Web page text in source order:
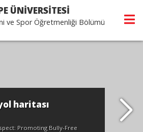
ÜNİVERSİTESİ
ve Spor Öğretmenliği Bölümü
haritası
Promoting Bully-Free